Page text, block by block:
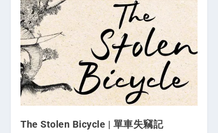
The Stolen Bicycle | 單車失竊記